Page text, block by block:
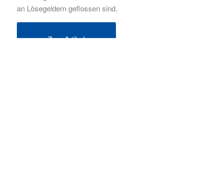
an Lösegeldern geflossen sind.
Zum Artikel